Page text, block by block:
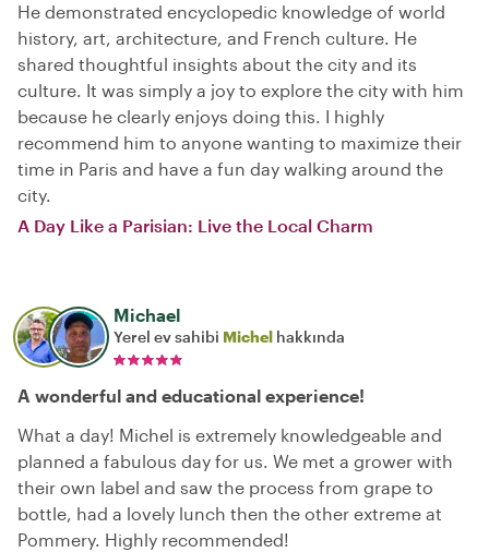
He demonstrated encyclopedic knowledge of world
history, art, architecture, and French culture. He
shared thoughtful insights about the city and its
culture. It was simply a joy to explore the city with him
because he clearly enjoys doing this. I highly
recommend him to anyone wanting to maximize their
time in Paris and have a fun day walking around the
city.
A Day Like a Parisian: Live the Local Charm
Michael
Yerel ev sahibi Michel hakkında
A wonderful and educational experience!
What a day! Michel is extremely knowledgeable and
planned a fabulous day for us. We met a grower with
their own label and saw the process from grape to
bottle, had a lovely lunch then the other extreme at
Pommery. Highly recommended!